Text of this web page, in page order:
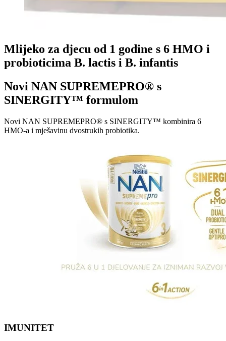
Mlijeko za djecu od 1 godine s 6 HMO i
probioticima B. lactis i B. infantis
Novi NAN SUPREMEPRO® s
SINERGITY™ formulom
Novi NAN SUPREMEPRO® s SINERGITY™ kombinira 6
HMO-a i mješavinu dvostrukih probiotika.
IMUNITET